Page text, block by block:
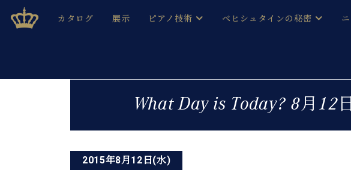
ベヒシュタインジャパン公式サイト
BECHSTEIN JAPAN Official Site
カタログ
C.ベヒシュタイン コンサート/C.ベヒシュタイ
展示 ピアノ技術
音色とタッチ
み
ベヒシュタインの秘密
(
(
ベヒシュタイン・シューレ音楽教
ベヒシュタイン・セントラム 東京
What Day is Today? 8月
2015年8月12日(水)
ナ
ビ